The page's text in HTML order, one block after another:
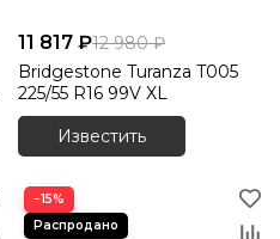
11 817 ₽12 980 ₽
Bridgestone Turanza T005
225/55 R16 99V XL
Известить
−15%